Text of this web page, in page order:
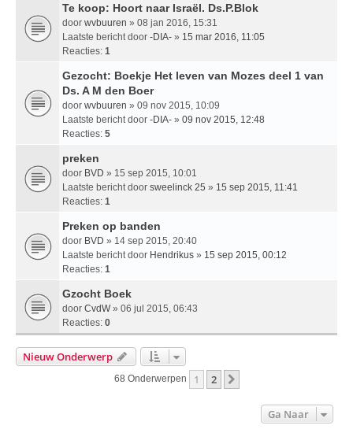
Te koop: Hoort naar Israël. Ds.P.Blok
door wvbuuren » 08 jan 2016, 15:31
Laatste bericht door -DIA- » 15 mar 2016, 11:05
Reacties: 1
Gezocht: Boekje Het leven van Mozes deel 1 van
Ds. A M den Boer
door wvbuuren » 09 nov 2015, 10:09
Laatste bericht door -DIA- » 09 nov 2015, 12:48
Reacties: 5
preken
door BVD » 15 sep 2015, 10:01
Laatste bericht door sweelinck 25 » 15 sep 2015, 11:41
Reacties: 1
Preken op banden
door BVD » 14 sep 2015, 20:40
Laatste bericht door Hendrikus » 15 sep 2015, 00:12
Reacties: 1
Gzocht Boek
door CvdW» 06 jul 2015, 06:43
Reacties: 0
Nieuw Onderwerp
68 Onderwerpen 1 2
Ga Naar